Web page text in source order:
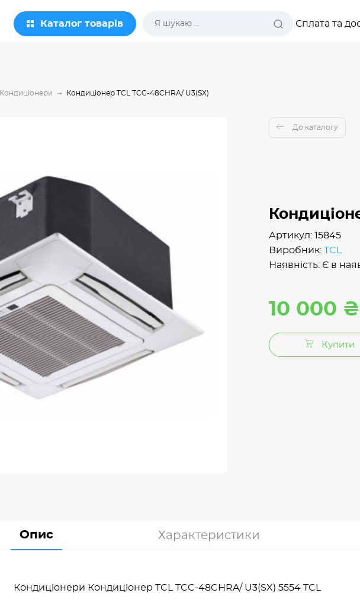
Каталог товарів Сплата та
Кондиціонери Кондиціонер TCL TCC-48CHRA/ U3(SX)
До каталогу
Артикул: 15845
Виробник: TCL
Наявність: Є в
10 000 ₴
Купити
Опис Характеристики
Кондиціонери Кондиціонер TCL TCC-48CHRA/ U3(SX) 5554 TCL